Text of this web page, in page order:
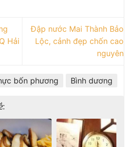
Hải
Đập nước Mai Thành Bảo
Lộc, cảnh đẹp chốn cao
nguyên
bốn phương Bình dương